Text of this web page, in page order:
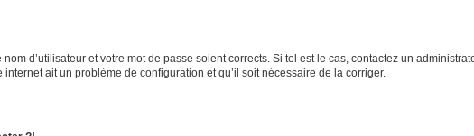
d’utilisateur et votre mot de passe soient corrects. Si tel est le cas, contactez un
ait un problème de configuration et qu’il soit nécessaire de la corriger.